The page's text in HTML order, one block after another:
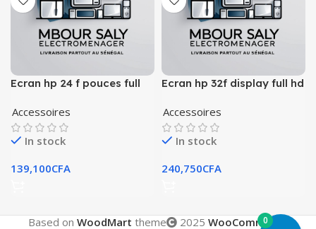
Ecran hp 24 f pouces full
Accessoires
In stock
139,100CFA
Ecran hp 32f display full hd
Accessoires
In stock
240,750CFA
Based on WoodMart theme 2025 WooCommerce
0